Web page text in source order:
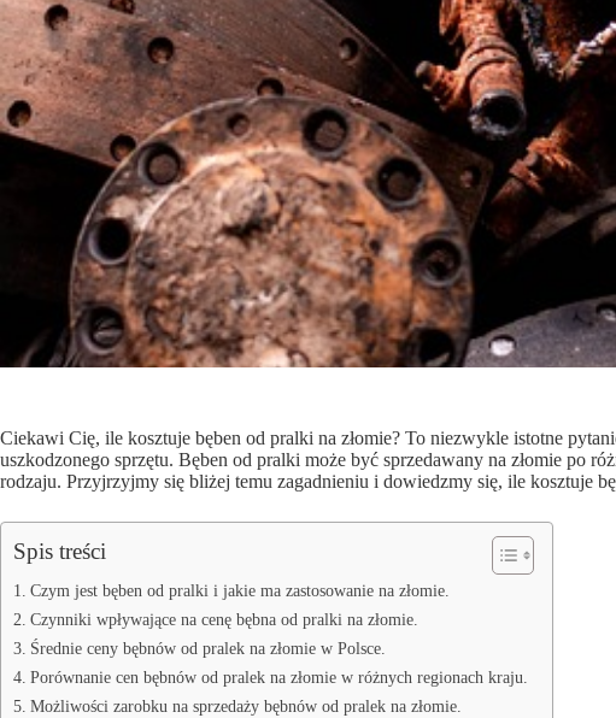
Ciekawi Cię, ile kosztuje bęben od pralki na złomie? To niezwykle istotne
uszkodzonego sprzętu. Bęben od pralki może być sprzedawany na złomie po
rodzaju. Przyjrzyjmy się bliżej temu zagadnieniu i dowiedzmy się, ile kosztuje
Spis treści
Czym jest bęben od pralki i jakie ma zastosowanie na złomie.
Czynniki wpływające na cenę bębna od pralki na złomie.
Średnie ceny bębnów od pralek na złomie w Polsce.
Porównanie cen bębnów od pralek na złomie w różnych regionach kraju.
Możliwości zarobku na sprzedaży bębnów od pralek na złomie.